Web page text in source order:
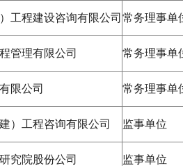
工程建设咨询有限公司 常务理事单
管理有限公司 常务理事单
限公司 常务理事单
）工程咨询有限公司 监事单位
究院股份公司 监事单位